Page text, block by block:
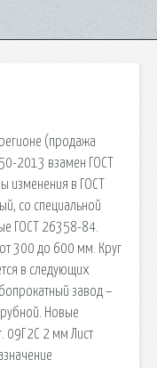
(продажа
2013 взамен ГОСТ
изменения в ГОСТ
со специальной
ГОСТ 26358-84.
300 до 600 мм. Круг
в следующих
завод –
Новые
09Г2С 2 мм Лист